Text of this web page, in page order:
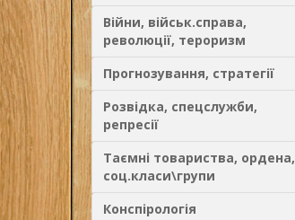
Війни, військ.справа,
революції, тероризм
Прогнозування, стратегії
Розвідка, спецслужби,
репресії
Таємні товариства, ордена,
соц.класи\групи
Конспірологія